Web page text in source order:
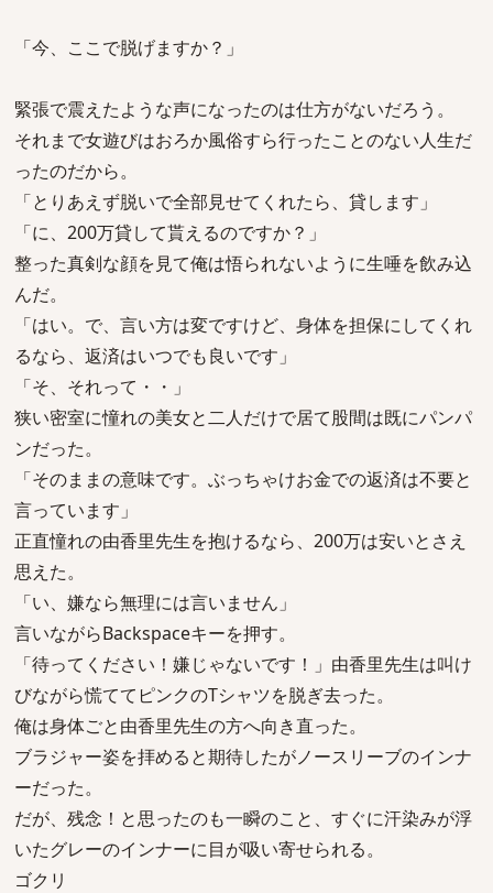
「今、ここで脱げますか？」
緊張で震えたような声になったのは仕方がないだろう。
それまで女遊びはおろか風俗すら行ったことのない人生だ
ったのだから。
「とりあえず脱いで全部見せてくれたら、貸します」
「に、200万貸して貰えるのですか？」
整った真剣な顔を見て俺は悟られないように生唾を飲み込
んだ。
「はい。で、言い方は変ですけど、身体を担保にしてくれ
るなら、返済はいつでも良いです」
「そ、それって・・」
狭い密室に憧れの美女と二人だけで居て股間は既にパンパ
ンだった。
「そのままの意味です。ぶっちゃけお金での返済は不要と
言っています」
正直憧れの由香里先生を抱けるなら、200万は安いとさえ
思えた。
「い、嫌なら無理には言いません」
言いながらBackspaceキーを押す。
「待ってください！嫌じゃないです！」由香里先生は叫け
びながら慌ててピンクのTシャツを脱ぎ去った。
俺は身体ごと由香里先生の方へ向き直った。
ブラジャー姿を拝めると期待したがノースリーブのインナ
ーだった。
だが、残念！と思ったのも一瞬のこと、すぐに汗染みが浮
いたグレーのインナーに目が吸い寄せられる。
ゴクリ